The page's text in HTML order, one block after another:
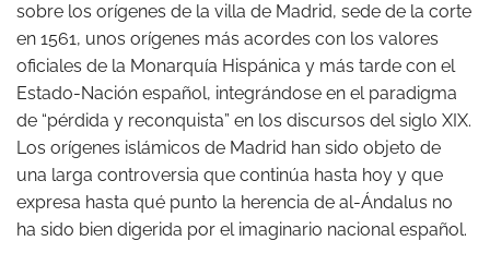
sobre los orígenes de la villa de Madrid, sede de la corte
en 1561, unos orígenes más acordes con los valores
oficiales de la Monarquía Hispánica y más tarde con el
Estado-Nación español, integrándose en el paradigma
de “pérdida y reconquista” en los discursos del siglo XIX.
Los orígenes islámicos de Madrid han sido objeto de
una larga controversia que continúa hasta hoy y que
expresa hasta qué punto la herencia de al-Ándalus no
ha sido bien digerida por el imaginario nacional español.